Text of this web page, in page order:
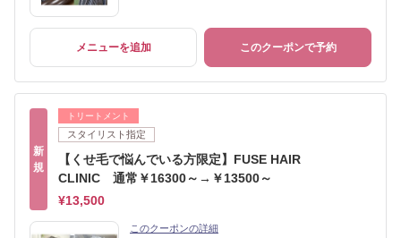
メニューを追加 このクーポンで予約
新
規
トリートメント
スタイリスト指定
【くせ毛で悩んでいる方限定】FUSE HAIR
CLINIC 通常￥16300～→￥13500～
¥13,500
このクーポンの詳細